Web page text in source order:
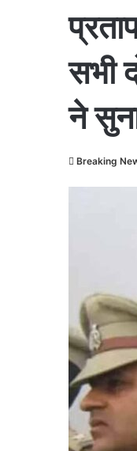
सभी
ने
Breaking